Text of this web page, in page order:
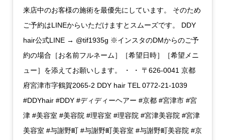
来店中のお客様の施術を最優先にしています。 そのため
ご予約はLINEからいただけますとスムーズです。 DDY
hair公式LINE → @tif1935g ※インスタのDMからのご予
約の場合［お名前フルネーム］［希望日時］［希望メニ
ュー］を添えてお願いします。 ・ ・ 〒626-0041 京都
府宮津市字鶴賀2065-2 DDY hair TEL 0772-21-1039
#DDYhair #DDY #ディディーヘアー #京都 #宮津市 #宮
津 #美容室 #美容院 #理容室 #理容院 #宮津美容院 #宮津
美容室 #与謝野町 #与謝野町美容室 #与謝野町美容院 #京